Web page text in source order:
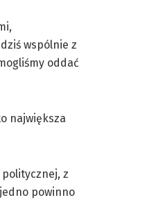
wspólnie z
oddać
największa
z
powinno